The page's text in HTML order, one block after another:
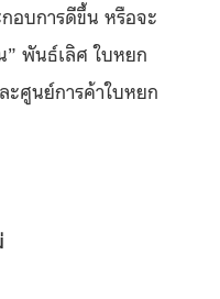
อบการดีขึ้น หรือจะ
พันธ์เลิศ ใบหยก
ะศูนย์การค้าใบหยก